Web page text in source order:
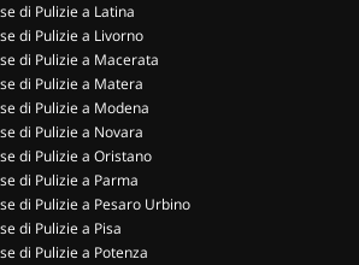
di Pulizie a Latina
di Pulizie a Livorno
di Pulizie a Macerata
di Pulizie a Matera
di Pulizie a Modena
di Pulizie a Novara
di Pulizie a Oristano
di Pulizie a Parma
di Pulizie a Pesaro Urbino
di Pulizie a Pisa
di Pulizie a Potenza